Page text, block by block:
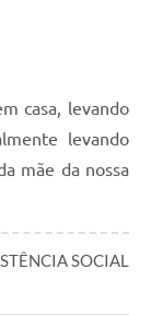
casa, levando
levando
mãe da nossa
SOCIAL